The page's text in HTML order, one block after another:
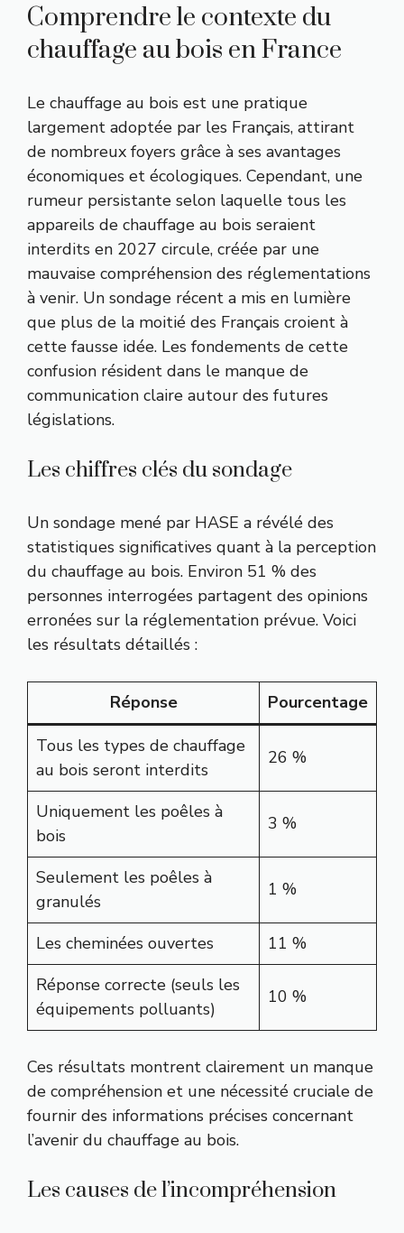
Comprendre le contexte du
chauffage au bois en France
Le chauffage au bois est une pratique
largement adoptée par les Français, attirant
de nombreux foyers grâce à ses avantages
économiques et écologiques. Cependant, une
rumeur persistante selon laquelle tous les
appareils de chauffage au bois seraient
interdits en 2027 circule, créée par une
mauvaise compréhension des réglementations
à venir. Un sondage récent a mis en lumière
que plus de la moitié des Français croient à
cette fausse idée. Les fondements de cette
confusion résident dans le manque de
communication claire autour des futures
législations.
Les chiffres clés du sondage
Un sondage mené par HASE a révélé des
statistiques significatives quant à la perception
du chauffage au bois. Environ 51 % des
personnes interrogées partagent des opinions
erronées sur la réglementation prévue. Voici
les résultats détaillés :
Réponse
Pourcentage
Tous les types de chauffage
au bois seront interdits
26 %
Uniquement les poêles à
bois
3 %
Seulement les poêles à
granulés
1 %
Les cheminées ouvertes
11 %
Réponse correcte (seuls les
équipements polluants)
10 %
Ces résultats montrent clairement un manque
de compréhension et une nécessité cruciale de
fournir des informations précises concernant
l’avenir du chauffage au bois.
Les causes de l’incompréhension